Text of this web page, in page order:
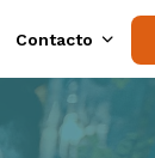
Contacto